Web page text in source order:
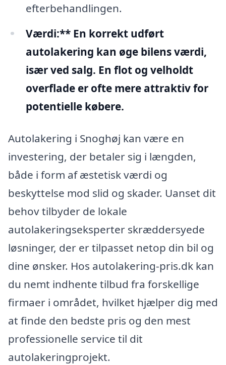
efterbehandlingen.
Værdi:** En korrekt udført
autolakering kan øge bilens værdi,
især ved salg. En flot og velholdt
overflade er ofte mere attraktiv for
potentielle købere.
Autolakering i Snoghøj kan være en
investering, der betaler sig i længden,
både i form af æstetisk værdi og
beskyttelse mod slid og skader. Uanset dit
behov tilbyder de lokale
autolakeringseksperter skræddersyede
løsninger, der er tilpasset netop din bil og
dine ønsker. Hos autolakering-pris.dk kan
du nemt indhente tilbud fra forskellige
firmaer i området, hvilket hjælper dig med
at finde den bedste pris og den mest
professionelle service til dit
autolakeringprojekt.